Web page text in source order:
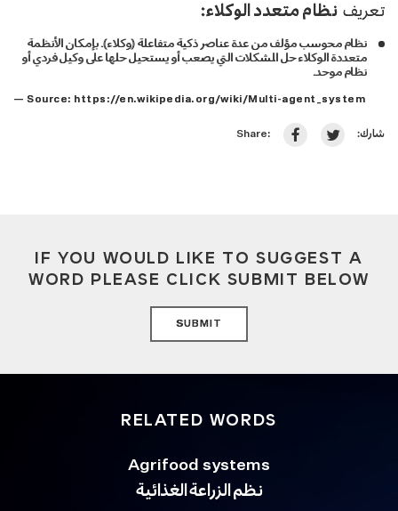
تعريف نظام متعدد الوكلاء:
نظام محوسب مؤلف من عدة عناصر ذكية متفاعلة (وكلاء). بإمكان الأنظمة
متعددة الوكلاء حل المشكلات التي يصعب أو يستحيل حلها على وكيل فردي أو
نظام موحد.
— Source: https://en.wikipedia.org/wiki/Multi-agent_system
Share: شارك:
IF YOU WOULD LIKE TO SUGGEST A
WORD PLEASE CLICK SUBMIT BELOW
SUBMIT
RELATED WORDS
Agrifood systems
نظم الزراعة الغذائية